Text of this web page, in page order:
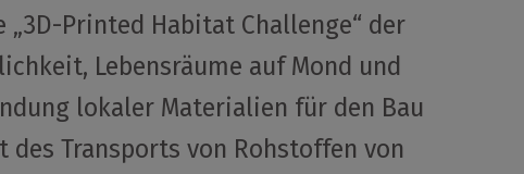
Printed Habitat Challenge“ der
Lebensräume auf Mond und
lokaler Materialien für den Bau
Transports von Rohstoffen von